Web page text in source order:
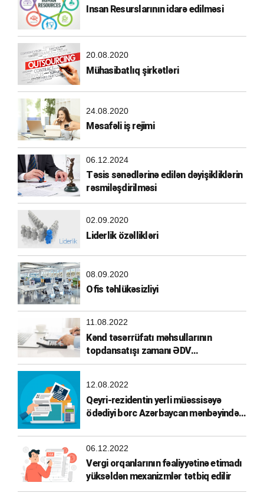
Insan Resurslarının idarə edilməsi
20.08.2020
Mühasibatlıq şirkətləri
24.08.2020
Məsafəli iş rejimi
06.12.2024
Təsis sənədlərinə edilən dəyişikliklərin
rəsmiləşdirilməsi
02.09.2020
Liderlik özəllikləri
08.09.2020
Ofis təhlükəsizliyi
11.08.2022
Kənd təsərrüfatı məhsullarının
topdansatışı zamanı ƏDV
hesablanması
12.08.2022
Qeyri-rezidentin yerli müəssisəyə
ödədiyi borc Azərbaycan mənbəyindən
06.12.2022
Vergi orqanlarının fəaliyyətinə etimadı
yüksəldən mexanizmlər tətbiq edilir